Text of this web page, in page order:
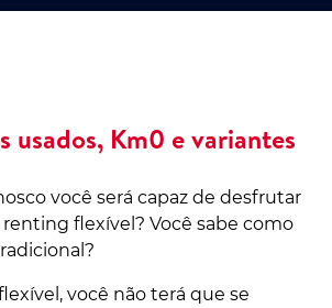
usados, Km0 e variantes
você será capaz de desfrutar
flexível? Você sabe como
você não terá que se